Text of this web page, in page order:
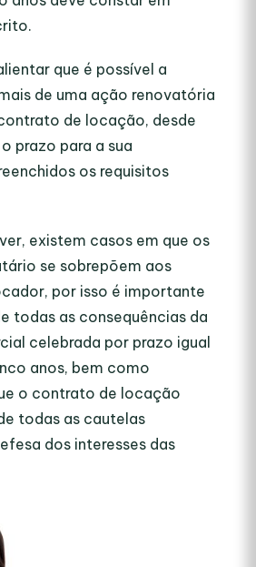
que é possível a
de uma ação renovatória
de locação, desde
prazo para a sua
os requisitos
existem casos em que os
se sobrepõem aos
por isso é importante
todas as consequências da
celebrada por prazo igual
anos, bem como
o contrato de locação
todas as cautelas
dos interesses das